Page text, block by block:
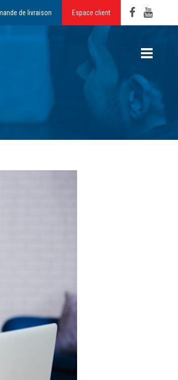
Espace client
de livraison